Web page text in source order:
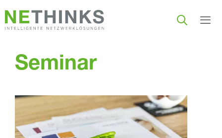
Inhalt
springen
Seminar